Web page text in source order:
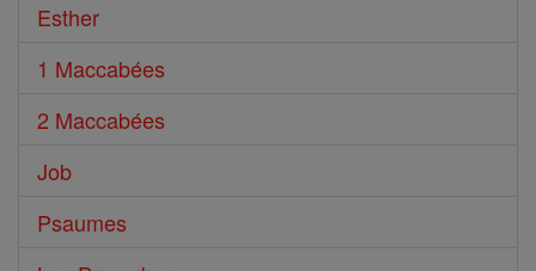
Esther
1 Maccabées
2 Maccabées
Job
Psaumes